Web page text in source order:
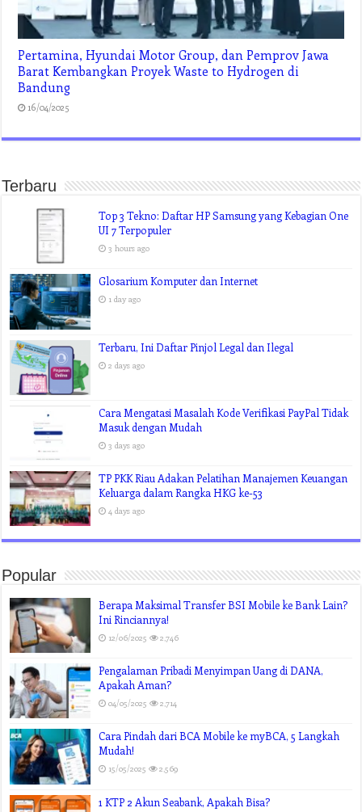
Pertamina, Hyundai Motor Group, dan Pemprov Jawa
Barat Kembangkan Proyek Waste to Hydrogen di
Bandung
16/04/2025
Terbaru
Top 3 Tekno: Daftar HP Samsung yang Kebagian One
UI 7 Terpopuler
3 hours ago
Glosarium Komputer dan Internet
1 day ago
Terbaru, Ini Daftar Pinjol Legal dan Ilegal
2 days ago
Cara Mengatasi Masalah Kode Verifikasi PayPal Tidak
Masuk dengan Mudah
3 days ago
TP PKK Riau Adakan Pelatihan Manajemen Keuangan
Keluarga dalam Rangka HKG ke-53
4 days ago
Popular
Berapa Maksimal Transfer BSI Mobile ke Bank Lain?
Ini Rinciannya!
12/06/2025 2,746
Pengalaman Pribadi Menyimpan Uang di DANA,
Apakah Aman?
04/05/2025 2,714
Cara Pindah dari BCA Mobile ke myBCA, 5 Langkah
Mudah!
15/05/2025 2,569
1 KTP 2 Akun Seabank, Apakah Bisa?